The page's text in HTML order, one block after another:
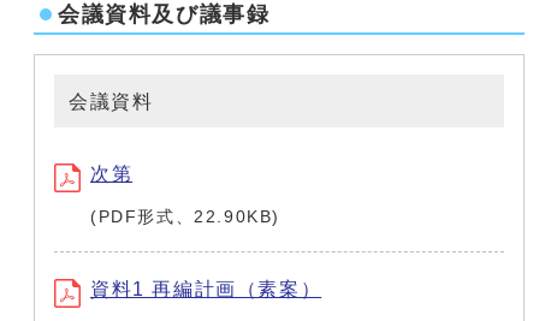
会議資料及び議事録
会議資料
次第
(PDF形式、22.90KB)
資料1 再編計画（素案）